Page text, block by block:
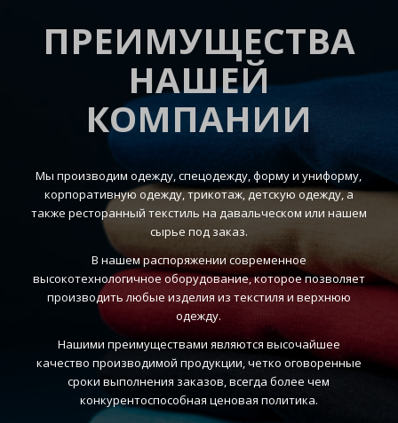
ПРЕИМУЩЕСТВА
НАШЕЙ
КОМПАНИИ
Мы производим одежду, спецодежду, форму и униформу,
корпоративную одежду, трикотаж, детскую одежду, а
также ресторанный текстиль на давальческом или нашем
сырье под заказ.
В нашем распоряжении современное
высокотехнологичное оборудование, которое позволяет
производить любые изделия из текстиля и верхнюю
одежду.
Нашими преимуществами являются высочайшее
качество производимой продукции, четко оговоренные
сроки выполнения заказов, всегда более чем
конкурентоспособная ценовая политика.